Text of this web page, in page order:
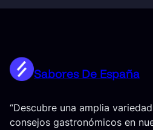
Sabores De España
“Descubre una amplia
consejos gastronómicos en